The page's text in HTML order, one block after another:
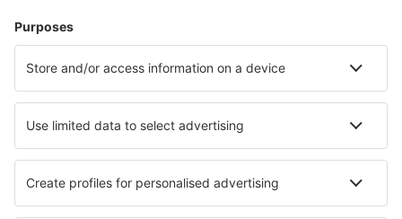
Zbor+Hotel
Află mai multe
Companii aeriene